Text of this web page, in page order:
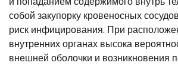
собой закупорку кровеносных
риск инфицирования. При
внутренних органах высока
внешней оболочки и возникновения